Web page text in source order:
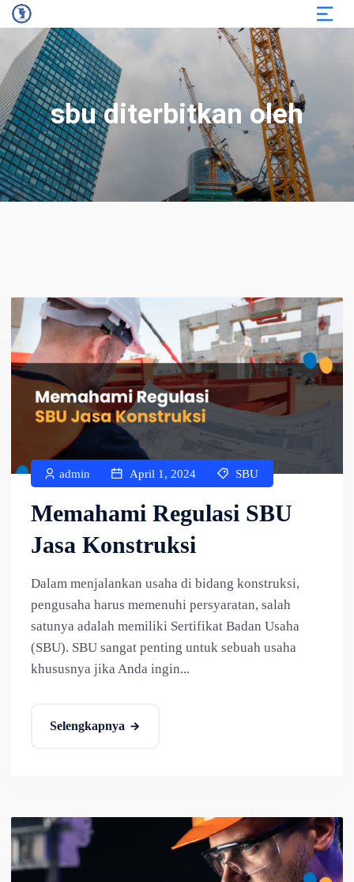
sbu diterbitkan oleh
admin April 1, 2024 SBU
Memahami Regulasi SBU
Jasa Konstruksi
Dalam menjalankan usaha di bidang konstruksi,
pengusaha harus memenuhi persyaratan, salah
satunya adalah memiliki Sertifikat Badan Usaha
(SBU). SBU sangat penting untuk sebuah usaha
khususnya jika Anda ingin...
Selengkapnya